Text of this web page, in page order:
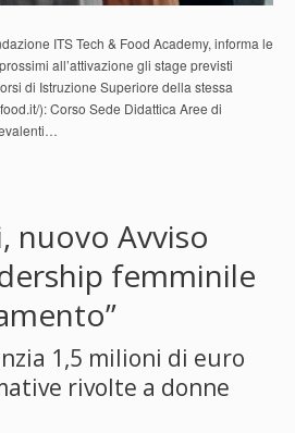
ITS Tech & Food Academy, informa le
all’attivazione gli stage previsti
di Istruzione Superiore della stessa
): Corso Sede Didattica Aree di
nuovo Avviso
femminile
1,5 milioni di euro
rivolte a donne